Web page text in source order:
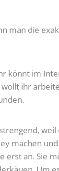
man die
könnt im
ihr
machen
an. Sie